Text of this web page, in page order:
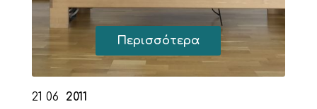
Περισσότερα
21 06 2011